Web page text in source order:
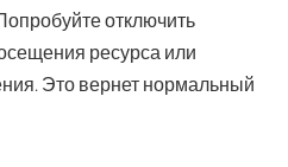
отключить
ресурса или
Это вернет нормальный